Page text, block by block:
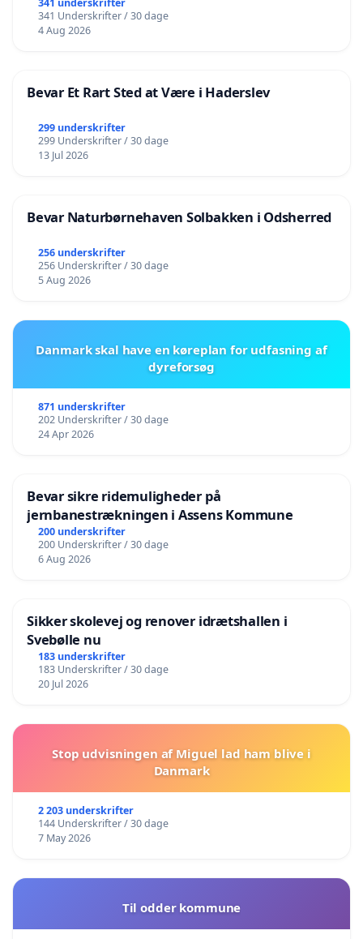
341 underskrifter
341 Underskrifter / 30 dage
4 Aug 2026
Bevar Et Rart Sted at Være i Haderslev
299 underskrifter
299 Underskrifter / 30 dage
13 Jul 2026
Bevar Naturbørnehaven Solbakken i Odsherred
256 underskrifter
256 Underskrifter / 30 dage
5 Aug 2026
Danmark skal have en køreplan for udfasning af
dyreforsøg
871 underskrifter
202 Underskrifter / 30 dage
24 Apr 2026
Bevar sikre ridemuligheder på
jernbanestrækningen i Assens Kommune
200 underskrifter
200 Underskrifter / 30 dage
6 Aug 2026
Sikker skolevej og renover idrætshallen i
Svebølle nu
183 underskrifter
183 Underskrifter / 30 dage
20 Jul 2026
Stop udvisningen af Miguel lad ham blive i
Danmark
2 203 underskrifter
144 Underskrifter / 30 dage
7 May 2026
Til odder kommune